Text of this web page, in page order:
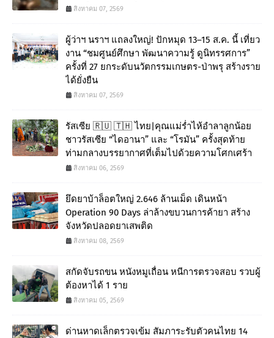
สิงหาคม 07, 2569
ผู้ว่าฯ นราฯ แถลงใหญ่! ปักหมุด 13–15 ส.ค. นี้ เที่ยว
งาน “ชมศูนย์ศึกษา พัฒนาความรู้ ดูนิทรรศการ”
ครั้งที่ 27 ยกระดับนวัตกรรมเกษตร-ป่าพรุ สร้างราย
ได้ยั่งยืน
สิงหาคม 07, 2569
รัสเซีย 🇷🇺 🇹🇭 ไทย|คุณแม่ร่ำไห้อำลาลูกน้อย
ชาวรัสเซีย “ไดอานา” และ “โรมัน” ครั้งสุดท้าย
ท่ามกลางบรรยากาศที่เต็มไปด้วยความโศกเศร้า
สิงหาคม 06, 2569
ยึดยาบ้าล็อตใหญ่ 2.646 ล้านเม็ด เดินหน้า
Operation 90 Days ล่าล้างขบวนการค้ายา สร้าง
จังหวัดปลอดยาเสพติด
สิงหาคม 08, 2569
สกัดจับรถขน หนังหมูเถื่อน หนีการตรวจสอบ รวบผู้
ต้องหาได้ 1 ราย
สิงหาคม 05, 2569
ด่านหาดเล็กตรวจเข้ม สัมภาระรับตัวคนไทย 14